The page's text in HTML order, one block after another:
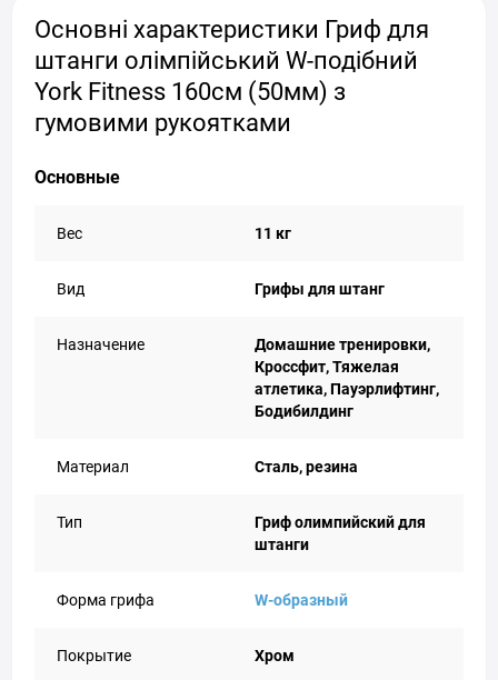
Основні характеристики Гриф для
штанги олімпійський W-подібний
York Fitness 160см (50мм) з
гумовими рукоятками
Основные
Вес 11 кг
Вид Грифы для штанг
Назначение
Домашние тренировки,
Кроссфит, Тяжелая
атлетика, Пауэрлифтинг,
Бодибилдинг
Материал Сталь, резина
Тип
Гриф олимпийский для
штанги
Форма грифа W-образный
Покрытие Хром